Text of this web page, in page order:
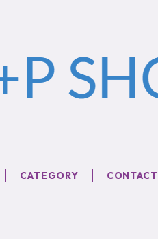
CATEGORY CONTACT